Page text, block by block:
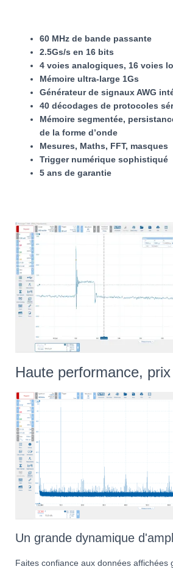
60 MHz de bande passante
2.5Gs/s en 16 bits
4 voies analogiques, 16 voies
Mémoire ultra-large 1Gs
Générateur de signaux AWG
40 décodages de protocoles
Mémoire segmentée,
de la forme d’onde
Mesures, Maths, FFT, masques
Trigger numérique sophistiqué
5 ans de garantie
Haute performance,
Un grande dynamique
Faites confiance aux données affichées